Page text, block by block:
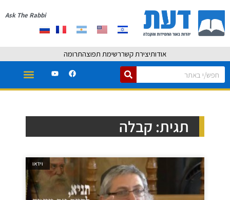
Ask The Rabbi
אודותיצירת קשררשימת תפוצהתרומה
תגית: קבלה
וידאו